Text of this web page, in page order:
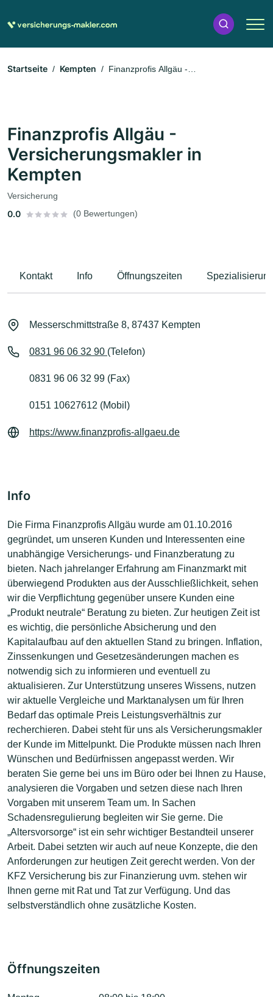
Startseite Kempten
Finanzprofis Allgäu -
Finanzprofis Allgäu -
Versicherungsmakler in
Kempten
Versicherung
0.0 (0 Bewertungen)
Kontakt Info Öffnungszeiten
Messerschmittstraße 8, 87437 Kempten
0831 96 06 32 90 (Telefon)
0831 96 06 32 99 (Fax)
0151 10627612 (Mobil)
https://www.finanzprofis-allgaeu.de
Info
Die Firma Finanzprofis Allgäu wurde am 01.10.2016
gegründet, um unseren Kunden und Interessenten eine
unabhängige Versicherungs- und Finanzberatung zu
bieten. Nach jahrelanger Erfahrung am Finanzmarkt mit
überwiegend Produkten aus der Ausschließlichkeit, sehen
wir die Verpflichtung gegenüber unsere Kunden eine
„Produkt neutrale“ Beratung zu bieten. Zur heutigen Zeit ist
es wichtig, die persönliche Absicherung und den
Kapitalaufbau auf den aktuellen Stand zu bringen. Inflation,
Zinssenkungen und Gesetzesänderungen machen es
notwendig sich zu informieren und eventuell zu
aktualisieren. Zur Unterstützung unseres Wissens, nutzen
wir aktuelle Vergleiche und Marktanalysen um für Ihren
Bedarf das optimale Preis Leistungsverhältnis zur
recherchieren. Dabei steht für uns als Versicherungsmakler
der Kunde im Mittelpunkt. Die Produkte müssen nach Ihren
Wünschen und Bedürfnissen angepasst werden. Wir
beraten Sie gerne bei uns im Büro oder bei Ihnen zu Hause,
analysieren die Vorgaben und setzen diese nach Ihren
Vorgaben mit unserem Team um. In Sachen
Schadensregulierung begleiten wir Sie gerne. Die
„Altersvorsorge“ ist ein sehr wichtiger Bestandteil unserer
Arbeit. Dabei setzten wir auch auf neue Konzepte, die den
Anforderungen zur heutigen Zeit gerecht werden. Von der
KFZ Versicherung bis zur Finanzierung uvm. stehen wir
Ihnen gerne mit Rat und Tat zur Verfügung. Und das
selbstverständlich ohne zusätzliche Kosten.
Öffnungszeiten